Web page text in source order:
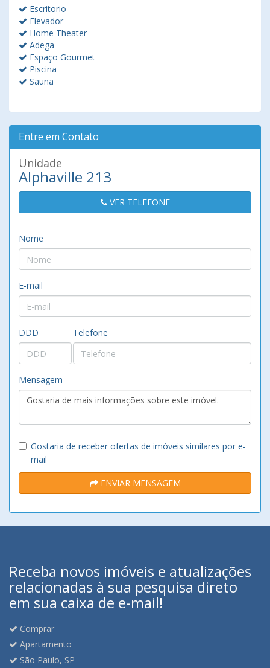
Escritorio
Elevador
Home Theater
Adega
Espaço Gourmet
Piscina
Sauna
Entre em Contato
Unidade
Alphaville 213
VER TELEFONE
Nome
E-mail
DDD Telefone
Mensagem
Gostaria de receber ofertas de imóveis similares por e-
mail
ENVIAR MENSAGEM
Receba novos imóveis e atualizações
relacionadas à sua pesquisa direto
em sua caixa de e-mail!
Comprar
Apartamento
São Paulo, SP